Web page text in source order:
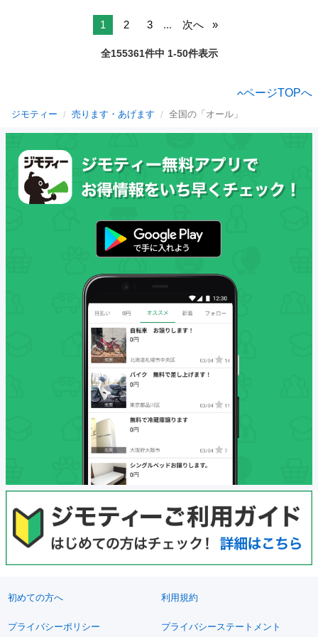
1 2 3 ... 次へ
全155361件中 1-50件表示
ページTOPへ
ジモティー 売ります・あげます 全国の「オール」
初めての方へ 利用規約
プライバシーポリシー プライバシーステートメント